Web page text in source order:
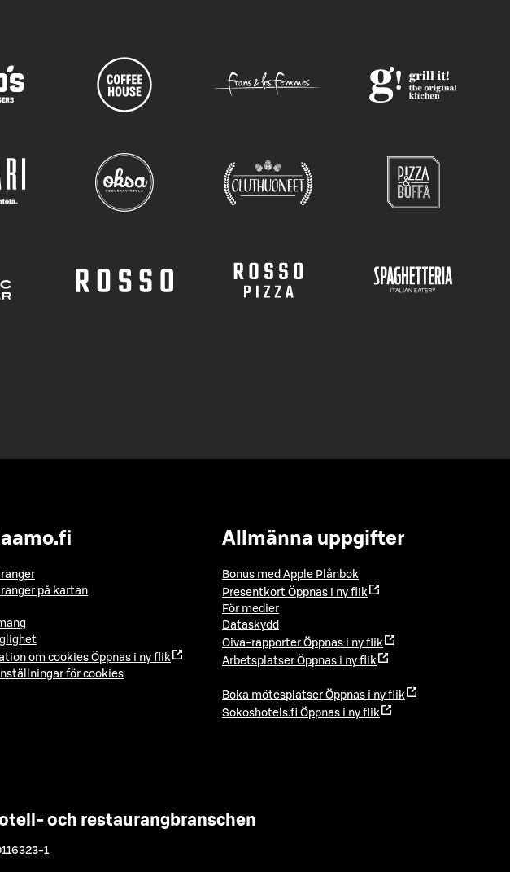
på kartan
om cookies Öppnas i ny flik
för cookies
Allmänna uppgifter
Bonus med Apple Plånbok
Presentkort Öppnas i ny flik
För medier
Dataskydd
Oiva-rapporter Öppnas i ny flik
Arbetsplatser Öppnas i ny flik
Boka mötesplatser Öppnas i ny flik
Sokoshotels.fi Öppnas i ny flik
och restaurangbranschen
1